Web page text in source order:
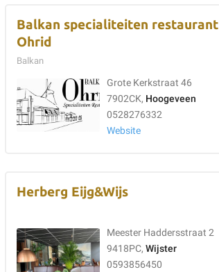
Balkan specialiteiten restaurant
Ohrid
Balkan
Grote Kerkstraat 46
7902CK, Hoogeveen
0528276332
Website
Herberg Eijg&Wijs
Meester Haddersstraat 2
9418PC, Wijster
0593856450